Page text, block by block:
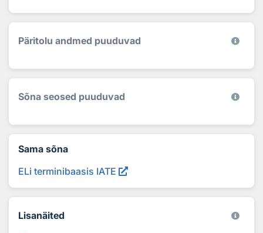
Päritolu andmed puuduvad
Sõna seosed puuduvad
Sama sõna
ELi terminibaasis IATE
Lisanäited